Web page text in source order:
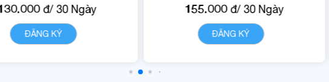
mạng VNP.
- Quyền lợi sử dụng nội
dung dịch vụ VNPT
đ/ 30 Ngày
ĐĂNG KÝ
- 1500 phút gọi di động nội
mạng VinaPhone.
- Miễn phí data truy cập
155.000đ/ 30 Ngày
CHI TIẾT ĐĂNG KÝCHI TIẾT